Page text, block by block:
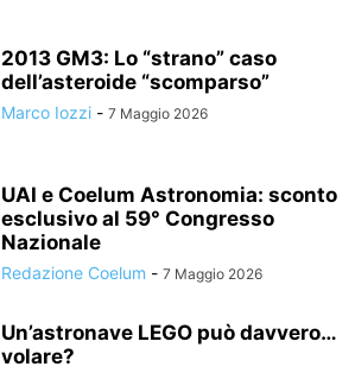
2013 GM3: Lo “strano” caso
dell’asteroide “scomparso”
Marco Iozzi - 7 Maggio 2026
UAI e Coelum Astronomia: sconto
esclusivo al 59° Congresso
Nazionale
Redazione Coelum - 7 Maggio 2026
Un’astronave LEGO può davvero…
volare?